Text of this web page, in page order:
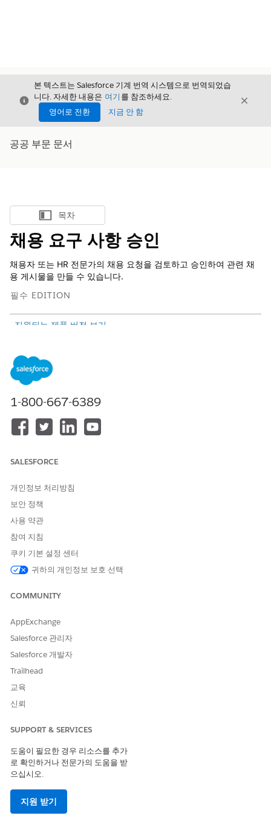
닫기
본 텍스트는 Salesforce 기계 번역 시스템으로 번역되었습
니다. 자세한 내용은 여기 를 참조하세요.
영어로 전환
지금 안 함
닫기
공공 부문 문서
목차 표시
목차
채용 요구 사항 승인
채용자 또는 HR 전문가의 채용 요청을 검토하고 승인하여 관련 채
용 게시물을 만들 수 있습니다.
필수 EDITION
지원되는 제품 버전 보기
채용 요청 승인:
이 수신됩니다. 요청을 승인하면 공공 부문 솔루션이 승인 상태를
승인됨으로 업데이트합니다.
견을 제공하거나 다른 사용자에게 요청을 다시 할당할 수 있습니다.
채용 요청 승인:
자격 증명을 사용하여 직원 사이트에 로그인합니다.
를 클릭하고 채용 요청 승인을 요청하는 알림을 선택합니다.
채용 요청 승인 세부 사항을 검토합니다.
필요한 경우 댓글을 입력하고
1-800-667-6389
SALESFORCE
개인정보 처리방침
보안 정책
사용 약관
참여 지침
쿠키 기본 설정 센터
귀하의 개인정보 보호 선택
COMMUNITY
AppExchange
Salesforce 관리자
Salesforce 개발자
Trailhead
교육
신뢰
SUPPORT & SERVICES
도움이 필요한 경우 리소스를 추가
로 확인하거나 전문가의 도움을 받
으십시오.
지원 받기